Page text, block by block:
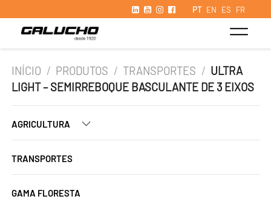
PT EN ES FR
INÍCIO / PRODUTOS / TRANSPORTES / ULTRA
LIGHT – SEMIRREBOQUE BASCULANTE DE 3 EIXOS
AGRICULTURA
TRANSPORTES
GAMA FLORESTA